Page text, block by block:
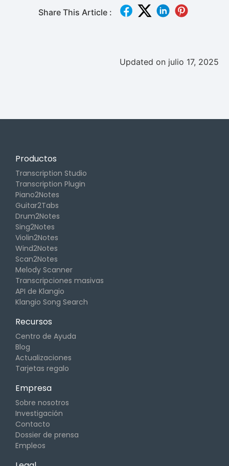
Share This Article :
Updated on julio 17, 2025
Productos
Transcription Studio
Transcription Plugin
Piano2Notes
Guitar2Tabs
Drum2Notes
Sing2Notes
Violin2Notes
Wind2Notes
Scan2Notes
Melody Scanner
Transcripciones masivas
API de Klangio
Klangio Song Search
Recursos
Centro de Ayuda
Blog
Actualizaciones
Tarjetas regalo
Empresa
Sobre nosotros
Investigación
Contacto
Dossier de prensa
Empleos